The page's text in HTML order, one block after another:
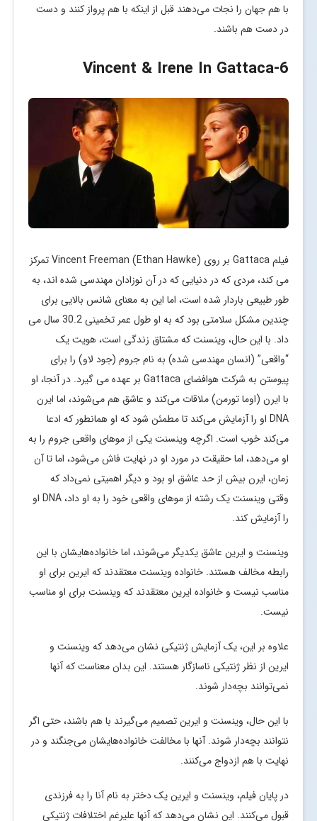
با هم جهان را نجات می‌دهند قبل از اینکه با هم پرواز کنند و دست
در دست هم باشند.
6
-Vincent & Irene In Gattaca
فیلم Gattaca بر روی Vincent Freeman (Ethan Hawke) تمرکز
می کند، مردی که در دنیایی که در آن نوزادان مهندسی شده اند، به
طور طبیعی باردار شده است، اما این به معنای شانس بالایی برای
چندین مشکل سلامتی بود که به او طول عمر تخمینی 30.2 سال می
داد. با این حال، وینسنت که مشتاق زندگی است، هویت یک
“واقعی” (انسان مهندسی شده) به نام جروم (جود لاو) را برای
پیوستن به شرکت هوافضای Gattaca بر عهده می گیرد. در آنجا، او
با ایرن (اوما تورمن) ملاقات می‌کند و عاشق هم می‌شوند، اما ایرن
DNA او را آزمایش می‌کند تا مطمئن شود که او همانطور که ادعا
می‌کند خوب است. اگرچه وینسنت یکی از موهای واقعی جروم را به
او می‌دهد، اما حقیقت در مورد او در نهایت فاش می‌شود، اما تا آن
زمان، ایرن بیش از حد عاشق او بود و دیگر اهمیتی نمی‌داد که
وقتی وینسنت یک رشته از موهای واقعی خود را به او داد، DNA او
را آزمایش کند.
وینسنت و ایرین عاشق یکدیگر می‌شوند، اما خانواده‌هایشان با این
رابطه مخالف هستند. خانواده وینسنت معتقدند که ایرین برای او
مناسب نیست و خانواده ایرین معتقدند که وینسنت برای او مناسب
نیست.
علاوه بر این، یک آزمایش ژنتیکی نشان می‌دهد که وینسنت و
ایرین از نظر ژنتیکی ناسازگار هستند. این بدان معناست که آنها
نمی‌توانند بچه‌دار شوند.
با این حال، وینسنت و ایرین تصمیم می‌گیرند با هم باشند، حتی اگر
نتوانند بچه‌دار شوند. آنها با مخالفت خانواده‌هایشان می‌جنگند و در
نهایت با هم ازدواج می‌کنند.
در پایان فیلم، وینسنت و ایرین یک دختر به نام آنا را به فرزندی
قبول می‌کنند. این نشان می‌دهد که آنها علیرغم اختلافات ژنتیکی